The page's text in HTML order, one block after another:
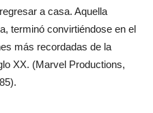
a casa. Aquella
terminó convirtiéndose en el
más recordadas de la
XX. (Marvel Productions,